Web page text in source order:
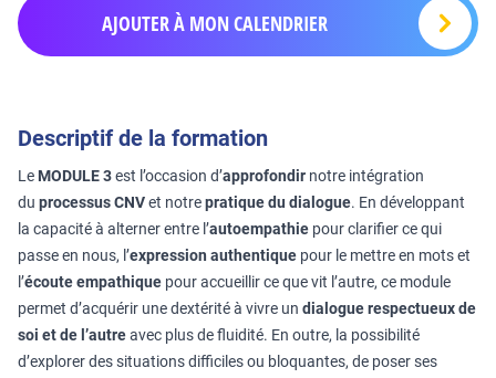
AJOUTER À MON CALENDRIER
Descriptif de la formation
Le MODULE 3est l’occasion d’approfondir notre intégration
du processus CNVet notrepratique du dialogue. En développant
la capacité à alterner entre l’autoempathie pour clarifier ce qui
passe en nous, l’expression authentique pour le mettre en mots et
l’écoute empathique pour accueillir ce que vit l’autre, ce module
permet d’acquérir une dextérité à vivre un dialogue respectueux de
soi et de l’autreavec plus de fluidité. En outre, la possibilité
d’explorer des situations difficiles ou bloquantes, de poser ses